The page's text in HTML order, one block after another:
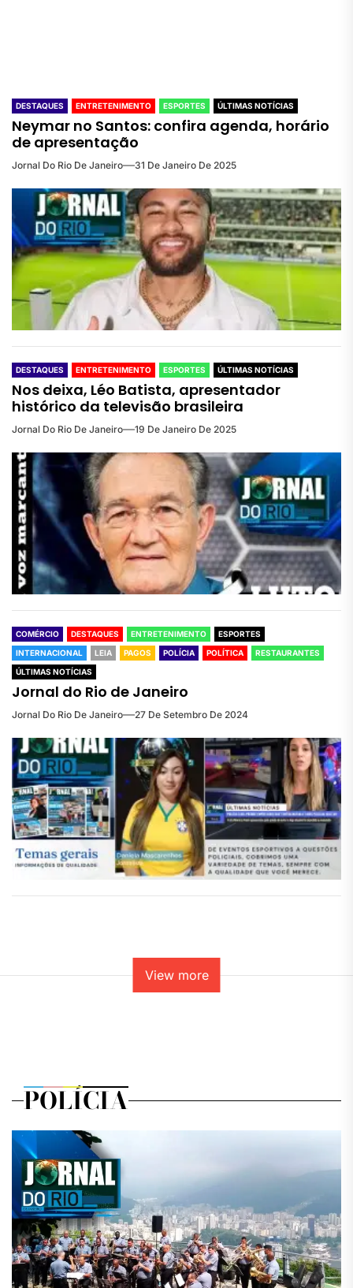
DESTAQUES ENTRETENIMENTO ESPORTES ÚLTIMAS NOTÍCIAS
Neymar no Santos: confira agenda, horário
de apresentação
Jornal Do Rio De Janeiro 31 De Janeiro De 2025
DESTAQUES ENTRETENIMENTO ESPORTES ÚLTIMAS NOTÍCIAS
Nos deixa, Léo Batista, apresentador
histórico da televisão brasileira
Jornal Do Rio De Janeiro 19 De Janeiro De 2025
COMÉRCIO DESTAQUES ENTRETENIMENTO
ESPORTES
INTERNACIONAL
LEIA PAGOS POLÍCIA POLÍTICA
RESTAURANTES
ÚLTIMAS NOTÍCIAS
Jornal do Rio de Janeiro
Jornal Do Rio De Janeiro 27 De Setembro De 2024
View more
POLÍCIA